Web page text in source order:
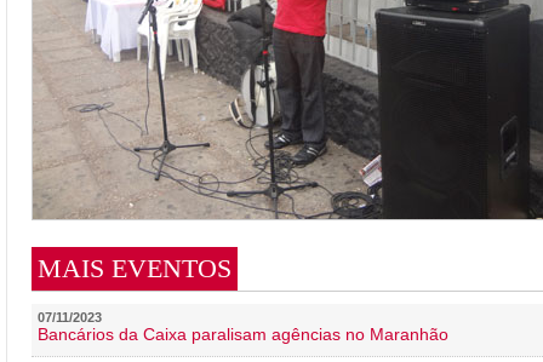
MAIS EVENTOS
07/11/2023
Bancários da Caixa paralisam agências no Maranhão